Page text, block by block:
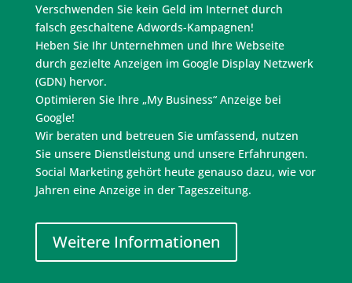
Verschwenden Sie kein Geld im Internet durch
falsch geschaltene Adwords-Kampagnen!
Heben Sie Ihr Unternehmen und Ihre Webseite
durch gezielte Anzeigen im Google Display Netzwerk
(GDN) hervor.
Optimieren Sie Ihre „My Business“ Anzeige bei
Google!
Wir beraten und betreuen Sie umfassend, nutzen
Sie unsere Dienstleistung und unsere Erfahrungen.
Social Marketing gehört heute genauso dazu, wie vor
Jahren eine Anzeige in der Tageszeitung.
Weitere Informationen